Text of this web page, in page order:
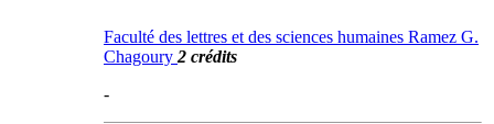
Faculté des lettres et des sciences humaines Ramez G.
Chagoury 2 crédits
-